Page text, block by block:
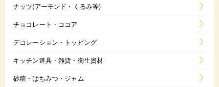
ナッツ(アーモンド・くるみ等)
チョコレート・ココア
デコレーション・トッピング
キッチン道具・雑貨・衛生資材
砂糖・はちみつ・ジャム